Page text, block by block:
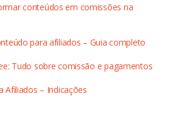
conteúdos em comissões na
para afiliados – Guia completo
Tudo sobre comissão e pagamentos
Afiliados – Indicações